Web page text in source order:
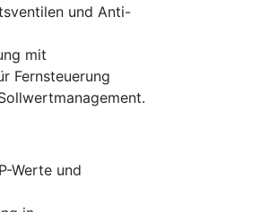
und Anti-
mit
Fernsteuerung
Werte und